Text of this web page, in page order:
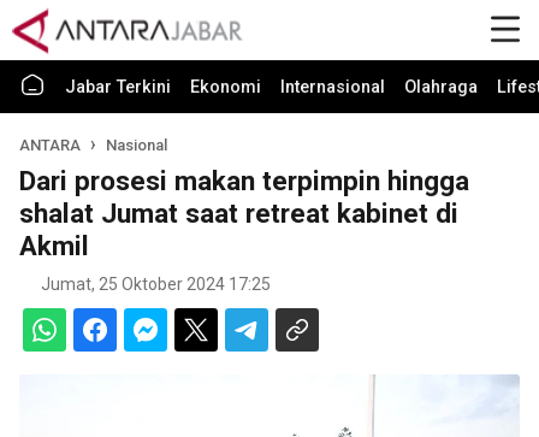
Jabar Terkini Ekonomi Internasional Olahraga
ANTARA Nasional
Dari prosesi makan terpimpin hingga
shalat Jumat saat retreat kabinet di
Akmil
Jumat, 25 Oktober 2024 17:25